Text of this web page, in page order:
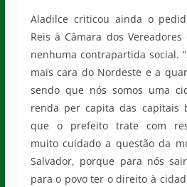
Aladilce criticou ainda o
Reis à Câmara dos
nenhuma contrapartida social.
mais cara do Nordeste e a
sendo que nós somos uma
renda per capita das capitais
que o prefeito trate com
muito cuidado a questão da
Salvador, porque para nós
para o povo ter o direito à